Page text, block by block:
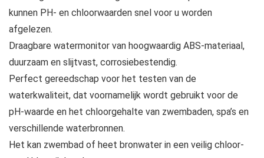
kunnen PH- en chloorwaarden snel voor u worden
afgelezen.
Draagbare watermonitor van hoogwaardig ABS-materiaal,
duurzaam en slijtvast, corrosiebestendig.
Perfect gereedschap voor het testen van de
waterkwaliteit, dat voornamelijk wordt gebruikt voor de
pH-waarde en het chloorgehalte van zwembaden, spa’s en
verschillende waterbronnen.
Het kan zwembad of heet bronwater in een veilig chloor-